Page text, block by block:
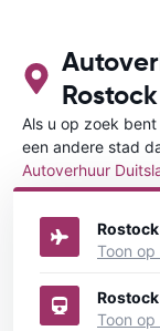
Rostock
Als u op zoek
een andere stad
Autoverhuur
maken in welke
Toon
Toon